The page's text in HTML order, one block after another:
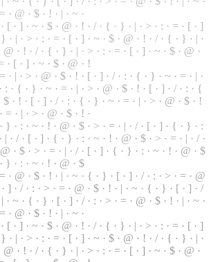
· @ · $ · ! · | · ~ ·
· [ · ] · ~ · $ · @ · ! · / · { · } · | · > · : · = · [ · ]
· | · > · : · = · [ · ] · ~ · $ · @ · ! · / · { · } · | ·
@ · ! · / · { · } · | · > · : · = · [ · ] · ~ · $ · @ ·
· [ · ] · ~ · $ · @ · !
· | · > · @ · $ · ! · [ · ] · / · : · { · } · ~ · = · | ·
: · { · } · ~ · = · | · > · @ · $ · ! · [ · ] · / · : · {
$ · ! · [ · ] · / · : · { · } · ~ · = · | · > · @ · $ · !
= · | · > · @ · $ · ! ·
} · : · ~ · ! · @ · $ · > · = · | · / · [ · ] · { · } · :
| · /· [ · ] · { · } · : · ~ · ! · @ · $ · > · = · | · / ·
@ · $ · > · = · | · / · [ · ] · { · } · : · ~ · ! · @ · $
} · : · ~ · ! · @ · $
· @ · $ · ! · | · ~ · { · } · [ · ] · / · : · > · = · @
] · / · : · > · = · @ · $ · ! · | · ~ · { · } · [ · ] · /
· ~ · { · } · [ · ] · / · : · > · = · @ · $ · ! · | · ~ ·
· @ · $ · ! · | · ~ ·
[ · ] · ~ · $ · @ · ! · / · { · } · | · > · : · = · [ · ]
} · | · > · : · = · [ · ] · ~ · $ · @ · ! · /· { · } · | ·
@ · ! · / · { · } · | · > · : · = · [ · ] · ~ · $ · @ ·